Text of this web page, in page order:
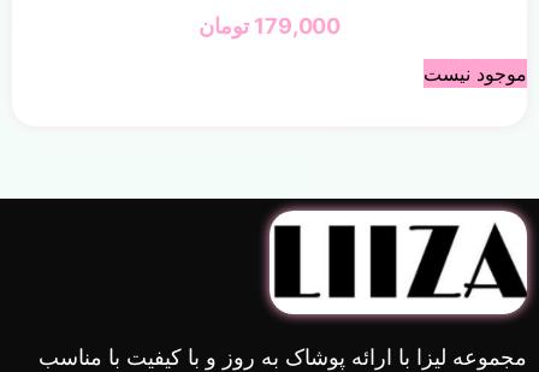
179,000 تومان
موجود نیست
مجموعه لیزا با ارائه پوشاک به روز و با کیفیت با مناسب